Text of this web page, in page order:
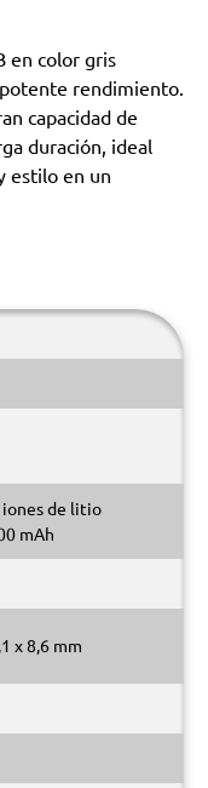
en color gris
rendimiento.
capacidad de
duración, ideal
estilo en un
de litio
mAh
x 8,6 mm